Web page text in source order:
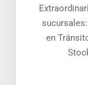
en